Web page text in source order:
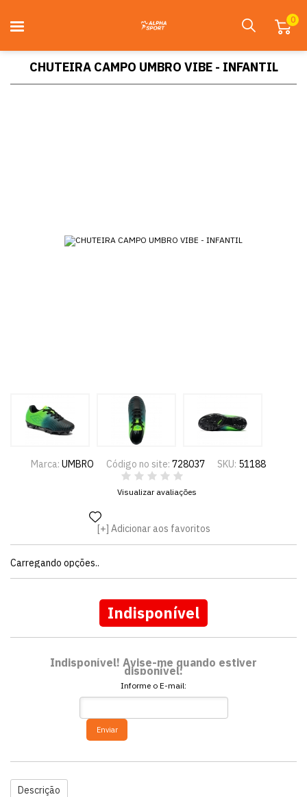
0
CHUTEIRA CAMPO UMBRO VIBE - INFANTIL
Marca: UMBRO Código no site: 728037 SKU: 51188
Visualizar avaliações
Adicionar aos favoritos
Carregando opções..
Indisponível
Indisponível! Avise-me quando estiver
disponível:
Informe o E-mail:
Enviar
Descrição